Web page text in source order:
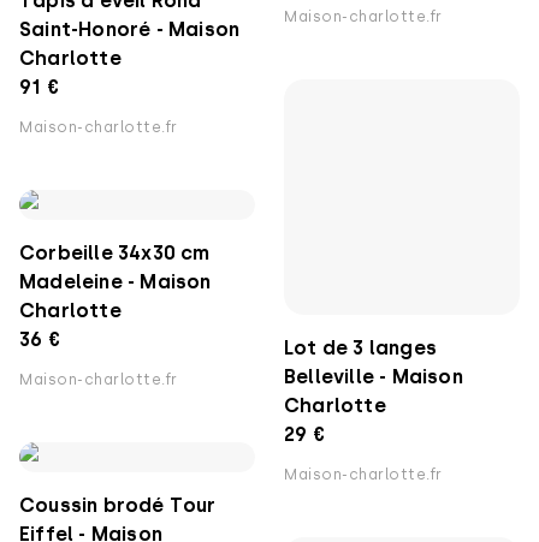
Maison-charlotte.fr
Saint-Honoré - Maison
Charlotte
91 €
Maison-charlotte.fr
Lot de 3 langes
Belleville - Maison
Charlotte
29 €
Maison-charlotte.fr
Corbeille 34x30 cm
Madeleine - Maison
Charlotte
36 €
Maison-charlotte.fr
Coussin brodé Tour
Eiffel - Maison